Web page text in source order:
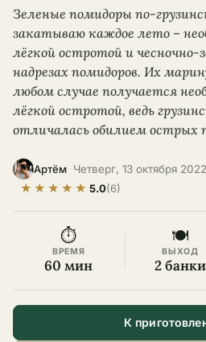
Зеленые помидоры по-
закатываю каждое лето –
лёгкой остротой и чесночно-
надрезах помидоров. Их
любом случае получается
лёгкой остротой, ведь
отличалась обилием острых
Артём Четверг, 13 октября
★ ★ ★ ★ ★ 5.0(6)
⏱
ВРЕМЯ
60 мин
🍽
ВЫХОД
2 банки
К